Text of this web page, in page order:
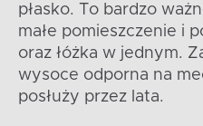
płasko. To bardzo
małe pomieszczenie i
oraz łóżka w jednym.
wysoce odporna na
posłuży przez lata.